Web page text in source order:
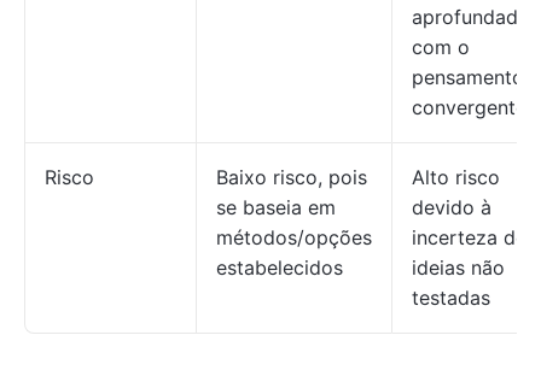
aprofundada
com o
pensamento
convergente
Risco
Baixo risco, pois
se baseia em
métodos/opções
estabelecidos
Alto risco
devido à
incerteza de
ideias não
testadas